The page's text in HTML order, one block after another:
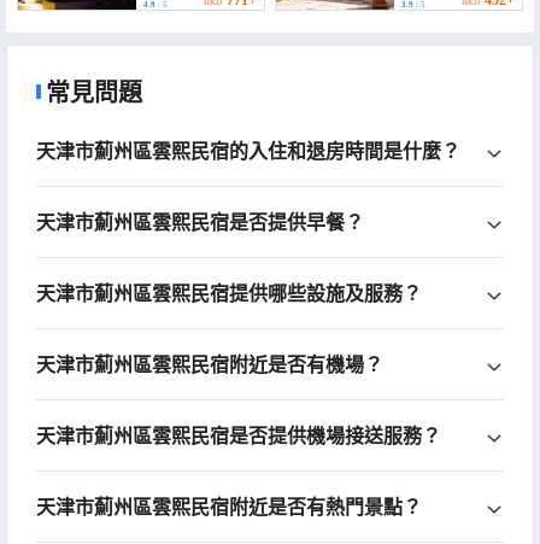
4.9 / 5 HKD 3.9/ 5 HKD
常見問題
天津市薊州區雲熙民宿的入住和退房時間是什麼？
天津市薊州區雲熙民宿是否提供早餐？
天津市薊州區雲熙民宿提供哪些設施及服務？
天津市薊州區雲熙民宿附近是否有機場？
天津市薊州區雲熙民宿是否提供機場接送服務？
天津市薊州區雲熙民宿附近是否有熱門景點？